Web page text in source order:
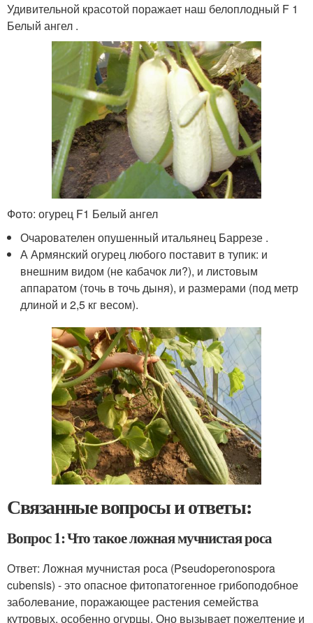
Удивительной красотой поражает наш белоплодный F 1
Белый ангел .
Фото: огурец F1 Белый ангел
Очарователен опушенный итальянец Баррезе .
А Армянский огурец любого поставит в тупик: и
внешним видом (не кабачок ли?), и листовым
аппаратом (точь в точь дыня), и размерами (под метр
длиной и 2,5 кг весом).
Связанные вопросы и ответы:
Вопрос 1: Что такое ложная мучнистая роса
Ответ: Ложная мучнистая роса (Pseudoperonospora
cubensis) - это опасное фитопатогенное грибоподобное
заболевание, поражающее растения семейства
кутровых, особенно огурцы. Оно вызывает пожелтение и